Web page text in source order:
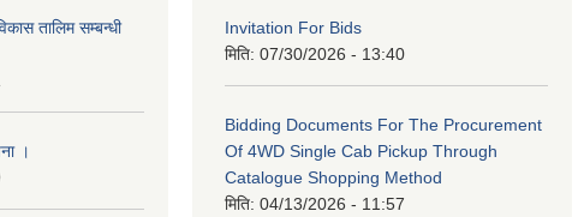
तालिम सम्बन्धी
।
Invitation For Bids
मिति: 07/30/2026 - 13:40
Bidding Documents For The Procurement
Of 4WD Single Cab Pickup Through
Catalogue Shopping Method
मिति: 04/13/2026 - 11:57